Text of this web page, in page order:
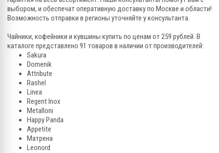
выбором, и обеспечат оперативную доставку по Москве и области!
Возможность отправки в регионы уточняйте у консультанта.
Чайники, кофейники и кувшины купить по ценам от 259 рублей. В
каталоге представлено 91 товаров в наличии от производителей:
Sakura
Domenik
Attribute
Rashel
Linea
Regent Inox
Metalloni
Happy Panda
Appetite
Матрена
Leonord